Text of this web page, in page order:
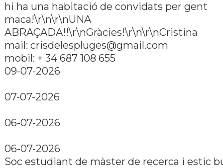
hi ha una habitació de convidats per gent
maca!\r\n\r\nUNA
ABRAÇADA!!\r\nGràcies!\r\n\r\nCristina
mail: crisdelespluges@gmail.com
mobil: + 34 687 108 655
09-07-2026
07-07-2026
06-07-2026
06-07-2026
Soc estudiant de màster de recerca i estic